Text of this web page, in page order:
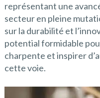
représentant une
secteur en pleine
sur la durabilité et
potential formidable
charpente et inspirer
cette voie.